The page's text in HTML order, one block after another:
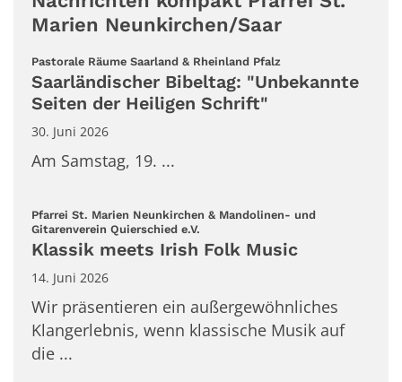
Marien Neunkirchen/Saar
Pastorale Räume Saarland & Rheinland Pfalz
Saarländischer Bibeltag: "Unbekannte
Seiten der Heiligen Schrift"
30. Juni 2026
Am Samstag, 19. ...
Pfarrei St. Marien Neunkirchen & Mandolinen- und
Gitarenverein Quierschied e.V.
Klassik meets Irish Folk Music
14. Juni 2026
Wir präsentieren ein außergewöhnliches
Klangerlebnis, wenn klassische Musik auf
die ...